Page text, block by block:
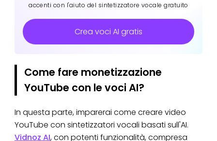
accenti con l'aiuto del sintetizzatore vocale gratuito
Crea voci AI gratis
Come fare monetizzazione
YouTube con le voci AI?
In questa parte, imparerai come creare video
YouTube con sintetizzatori vocali basati sull'AI.
Vidnoz AI, con potenti funzionalità, compresa